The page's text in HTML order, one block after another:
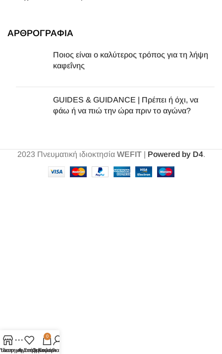
ΑΡΘΡΟΓΡΑΦΙΑ
Ποιος είναι ο καλύτερος τρόπος για τη λήψη
καφεΐνης
GUIDES & GUIDANCE | Πρέπει ή όχι, να
φάω ή να πιώ την ώρα πριν το αγώνα?
2023 Πνευματική ιδιοκτησία WEFIT| Powered by D4.
Στήλη
Αγαπημένα
0
Καλάθι
Ο λογαριασμός μου